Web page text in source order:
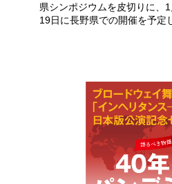
県シンポジウムを皮切りに、
19日に長野県での開催を予定